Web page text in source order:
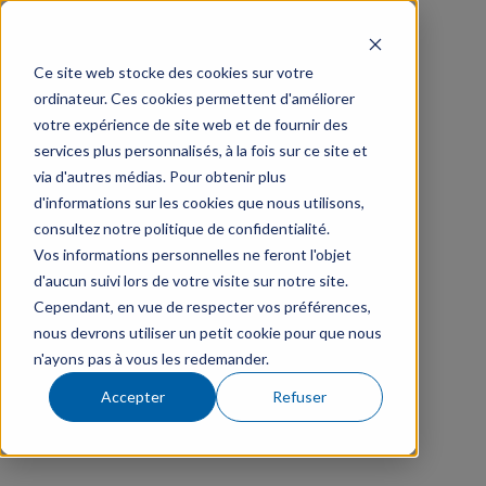
Ce site web stocke des cookies sur votre
ordinateur. Ces cookies permettent d'améliorer
votre expérience de site web et de fournir des
services plus personnalisés, à la fois sur ce site et
via d'autres médias. Pour obtenir plus
d'informations sur les cookies que nous utilisons,
consultez notre politique de confidentialité.
Vos informations personnelles ne feront l'objet
d'aucun suivi lors de votre visite sur notre site.
Cependant, en vue de respecter vos préférences,
nous devrons utiliser un petit cookie pour que nous
n'ayons pas à vous les redemander.
Accepter Refuser